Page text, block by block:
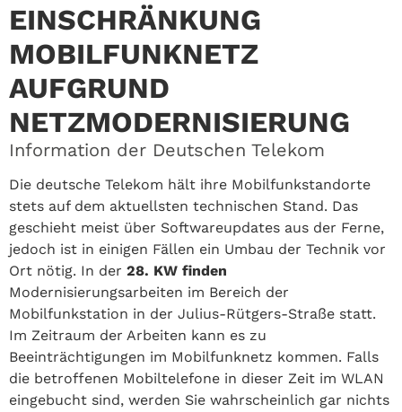
EINSCHRÄNKUNG
MOBILFUNKNETZ
AUFGRUND
NETZMODERNISIERUNG
Information der Deutschen Telekom
Die deutsche Telekom hält ihre Mobilfunkstandorte
stets auf dem aktuellsten technischen Stand. Das
geschieht meist über Softwareupdates aus der Ferne,
jedoch ist in einigen Fällen ein Umbau der Technik vor
Ort nötig. In der 28. KW finden
Modernisierungsarbeiten im Bereich der
Mobilfunkstation in der Julius-Rütgers-Straße statt.
Im Zeitraum der Arbeiten kann es zu
Beeinträchtigungen im Mobilfunknetz kommen. Falls
die betroffenen Mobiltelefone in dieser Zeit im WLAN
eingebucht sind, werden Sie wahrscheinlich gar nichts